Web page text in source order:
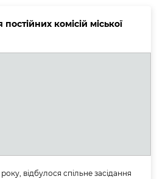
комісій міської
відбулося спільне засідання